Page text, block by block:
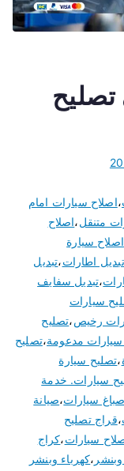
تصليح
،اصلاح سيارات امام
متنقل،اصلاح
اصلاح سيارة
تبديل اطارات،تبديل
،تبديل سفايف
سيارات
رخيص،تصليح
سيارات مدعومة،تصليح
،تصليح سيارة
سيارات. خدمة
صباغ سيارات،صيانة
،قراج تصليح
سيارات،كراج
،كهرباء وبنشر